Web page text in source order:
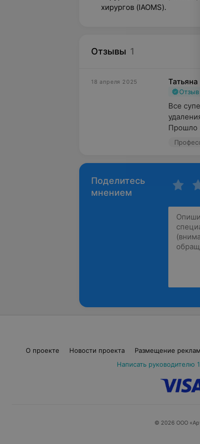
хирургов (IAOMS).
Отзывы 1
18 апреля 2025 Татьяна
Отзыв
Все
Прошло
Поделитесь
мнением
О проекте Новости проекта Размещение
Написать руководителю
© 2026 ООО